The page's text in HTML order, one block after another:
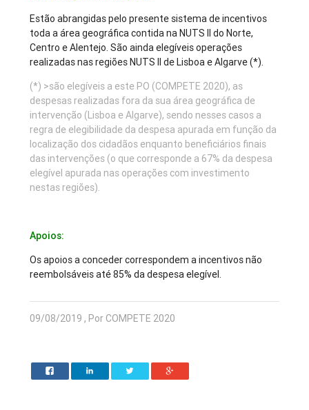
Estão abrangidas pelo presente sistema de incentivos
toda a área geográfica contida na NUTS II do Norte,
Centro e Alentejo. São ainda elegíveis operações
realizadas nas regiões NUTS II de Lisboa e Algarve (*).
(*) >são elegíveis a este PO (COMPETE 2020), as
despesas realizadas fora da sua área geográfica de
intervenção (Lisboa e Algarve), sendo nesses casos a
regra de elegibilidade da despesa apurada em função da
localização dos cidadãos enquanto beneficiários finais
das intervenções (o que corresponde a 67% da despesa
elegível apurada nas operações com investimento
nestas regiões).
Apoios:
Os apoios a conceder correspondem a incentivos não
reembolsáveis até 85% da despesa elegível.
09/08/2019 , Por COMPETE 2020